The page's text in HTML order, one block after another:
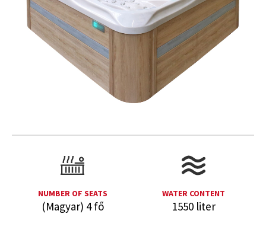
NUMBER OF SEATS
(Magyar) 4 fő
WATER CONTENT
1550 liter